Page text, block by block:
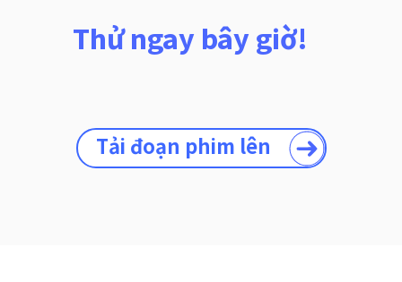
Thử ngay bây giờ!
Tải đoạn phim lên